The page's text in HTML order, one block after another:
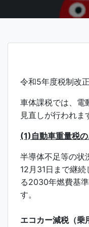
令和5年度税制改
車体課税では、電
見直しが行われま
(1) 自動車重量税
半導体不足等の状
12月31日まで継
る2030年燃費基
す。
エコカー減税（乗